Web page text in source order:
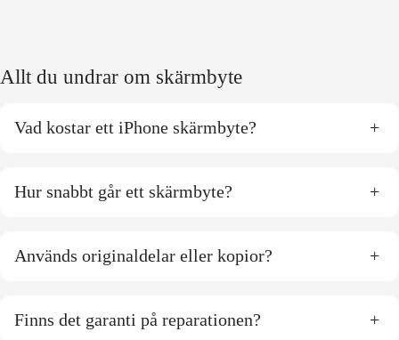
Allt du undrar om skärmbyte
Vad kostar ett iPhone skärmbyte? +
Hur snabbt går ett skärmbyte? +
Används originaldelar eller kopior? +
Finns det garanti på reparationen? +